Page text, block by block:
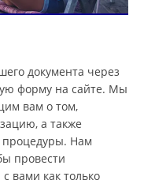
документа через
форму на сайте. Мы
вам о том,
а также
процедуры. Нам
провести
вами как только